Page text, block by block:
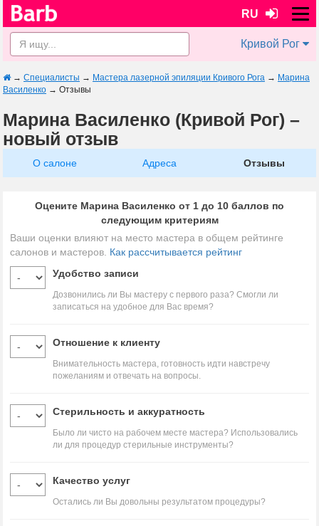
RU
Кривой Рог
→ Специалисты → Мастера лазерной эпиляции Кривого Рога → Марина
Василенко → Отзывы
Марина Василенко (Кривой Рог) –
новый отзыв
О салоне Адреса Отзывы
Оцените Марина Василенко от 1 до 10 баллов по
следующим критериям
Ваши оценки влияют на место мастера в общем рейтинге
салонов и мастеров. Как рассчитывается рейтинг
Удобство записи
Дозвонились ли Вы мастеру с первого раза? Смогли ли
записаться на удобное для Вас время?
Отношение к клиенту
Внимательность мастера, готовность идти навстречу
пожеланиям и отвечать на вопросы.
Стерильность и аккуратность
Было ли чисто на рабочем месте мастера? Использовались
ли для процедур стерильные инструменты?
Качество услуг
Остались ли Вы довольны результатом процедуры?